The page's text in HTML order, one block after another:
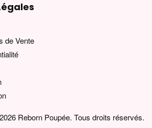
de Vente
Reborn Poupée. Tous droits réservés.